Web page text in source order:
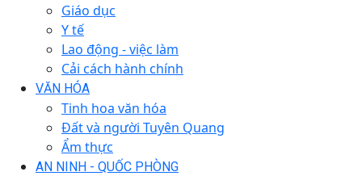
Giáo dục
Y tế
Lao động - việc làm
Cải cách hành chính
VĂN HÓA
Tinh hoa văn hóa
Đất và người Tuyên Quang
Ẩm thực
AN NINH - QUỐC PHÒNG